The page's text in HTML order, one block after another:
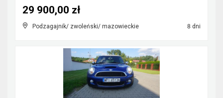
Podzagajnik/ zwoleński/ mazowieckie 8 dni
29 900,00 zł